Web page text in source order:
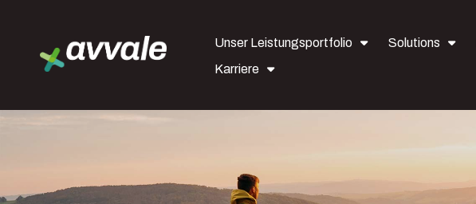
Unser Leistungsportfolio Solutions
Karriere